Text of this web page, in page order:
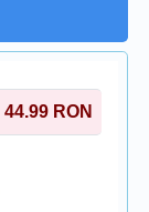
44.99 RON